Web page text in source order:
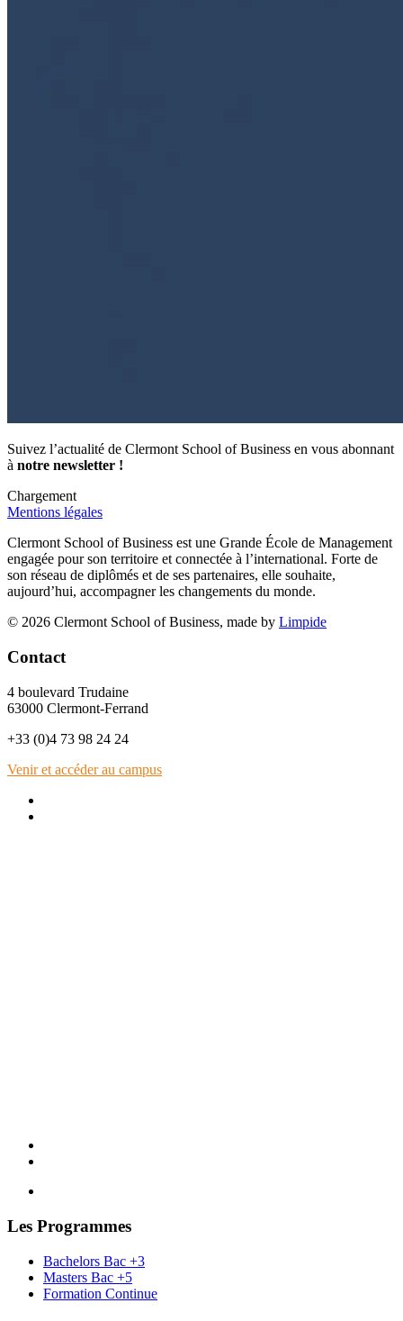
Suivez l’actualité de Clermont School of Business en vous abonnant
à notre newsletter !
Chargement
Mentions légales
Clermont School of Business est une Grande École de Management
engagée pour son territoire et connectée à l’international. Forte de
son réseau de diplômés et de ses partenaires, elle souhaite,
aujourd’hui, accompagner les changements du monde.
© 2026 Clermont School of Business, made by Limpide
Contact
4 boulevard Trudaine
63000 Clermont-Ferrand
+33 (0)4 73 98 24 24
Venir et accéder au campus
Les Programmes
Bachelors Bac +3
Masters Bac +5
Formation Continue